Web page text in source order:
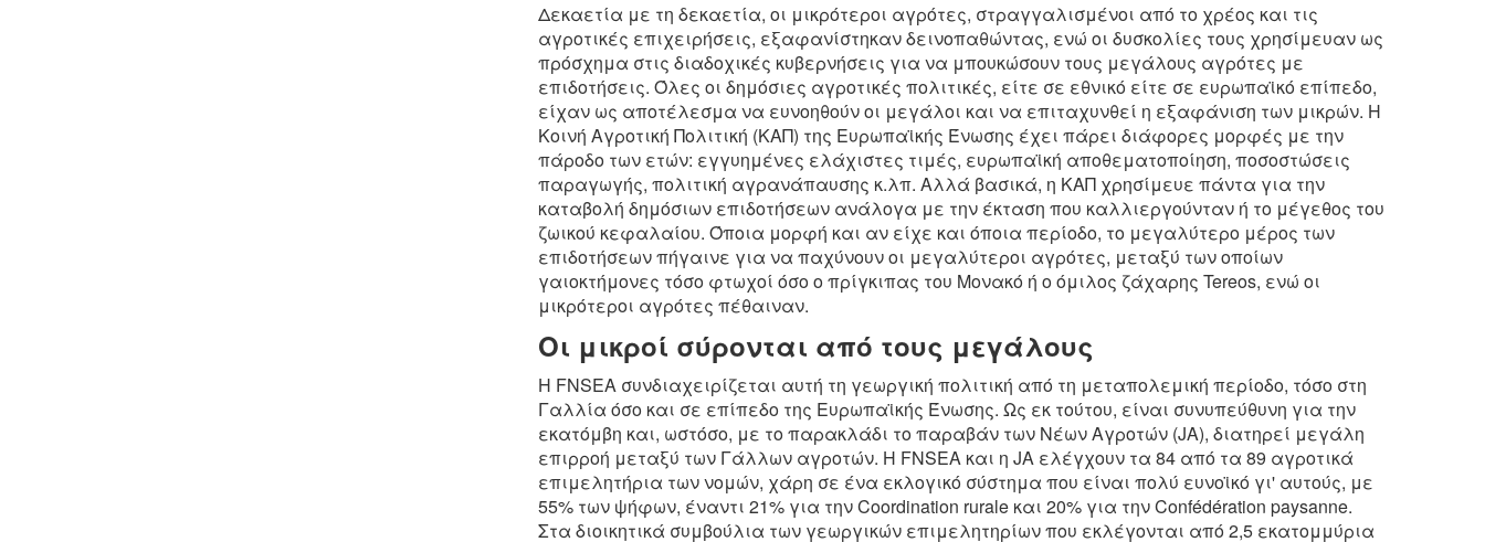
Δεκαετία με τη δεκαετία, οι μικρότεροι αγρότες, στραγγαλισμένοι από το χρέος και τις
αγροτικές επιχειρήσεις, εξαφανίστηκαν δεινοπαθώντας, ενώ οι δυσκολίες τους χρησίμευαν ως
πρόσχημα στις διαδοχικές κυβερνήσεις για να μπουκώσουν τους μεγάλους αγρότες με
επιδοτήσεις. Όλες οι δημόσιες αγροτικές πολιτικές, είτε σε εθνικό είτε σε ευρωπαϊκό επίπεδο,
είχαν ως αποτέλεσμα να ευνοηθούν οι μεγάλοι και να επιταχυνθεί η εξαφάνιση των μικρών. Η
Κοινή Αγροτική Πολιτική (ΚΑΠ) της Ευρωπαϊκής Ένωσης έχει πάρει διάφορες μορφές με την
πάροδο των ετών: εγγυημένες ελάχιστες τιμές, ευρωπαϊκή αποθεματοποίηση, ποσοστώσεις
παραγωγής, πολιτική αγρανάπαυσης κ.λπ. Αλλά βασικά, η ΚΑΠ χρησίμευε πάντα για την
καταβολή δημόσιων επιδοτήσεων ανάλογα με την έκταση που καλλιεργούνταν ή το μέγεθος του
ζωικού κεφαλαίου. Όποια μορφή και αν είχε και όποια περίοδο, το μεγαλύτερο μέρος των
επιδοτήσεων πήγαινε για να παχύνουν οι μεγαλύτεροι αγρότες, μεταξύ των οποίων
γαιοκτήμονες τόσο φτωχοί όσο ο πρίγκιπας του Μονακό ή ο όμιλος ζάχαρης Tereos, ενώ οι
μικρότεροι αγρότες πέθαιναν.
Οι μικροί σύρονται από τους μεγάλους
Η FNSEA συνδιαχειρίζεται αυτή τη γεωργική πολιτική από τη μεταπολεμική περίοδο, τόσο στη
Γαλλία όσο και σε επίπεδο της Ευρωπαϊκής Ένωσης. Ως εκ τούτου, είναι συνυπεύθυνη για την
εκατόμβη και, ωστόσο, με το παρακλάδι το παραβάν των Νέων Αγροτών (JA), διατηρεί μεγάλη
επιρροή μεταξύ των Γάλλων αγροτών. Η FNSEA και η JA ελέγχουν τα 84 από τα 89 αγροτικά
επιμελητήρια των νομών, χάρη σε ένα εκλογικό σύστημα που είναι πολύ ευνοϊκό γι' αυτούς, με
55% των ψήφων, έναντι 21% για την Coordination rurale και 20% για την Confédération paysanne.
Στα διοικητικά συμβούλια των γεωργικών επιμελητηρίων που εκλέγονται από 2,5 εκατομμύρια